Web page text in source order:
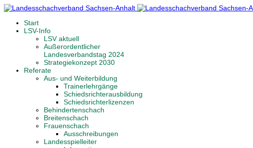
Start
LSV-Info
LSV aktuell
Außerordentlicher
Landesverbandstag 2024
Strategiekonzept 2030
Referate
Aus- und Weiterbildung
Trainerlehrgänge
Schiedsrichterausbildung
Schiedsrichterlizenzen
Behindertenschach
Breitenschach
Frauenschach
Ausschreibungen
Landesspielleiter